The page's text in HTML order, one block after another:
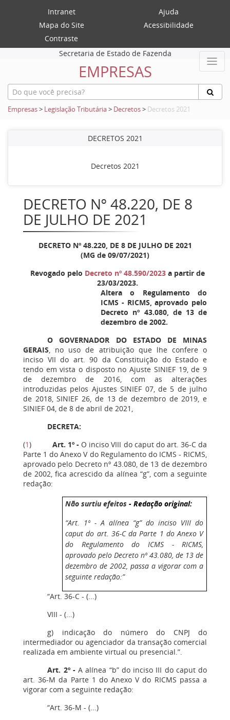
Intranet
Ajuda
Mapa do Site
Acessibilidade
Contraste
Secretaria de Estado de Fazenda
EMPRESAS
Empresas> Legislação Tributária> Decretos> Decretos 2021
DECRETOS 2021
Decretos 2021
DECRETO Nº 48.220, DE 8
DE JULHO DE 2021
DECRETO Nº 48.220, DE 8 DE JULHO DE 2021
(MG de 09/07/2021)
Revogado pelo Decreto nº 48.590/2023a partir de
23/03/2023.
Altera o Regulamento do
ICMS - RICMS, aprovado pelo
Decreto nº 43.080, de 13 de
dezembro de 2002.
O GOVERNADOR DO ESTADO DE MINAS
GERAIS, no uso de atribuição que lhe confere o
inciso VII do art. 90 da Constituição do Estado e
tendo em vista o disposto no Ajuste SINIEF 19, de 9
de dezembro de 2016, com as alterações
introduzidas pelos Ajustes SINIEF 07, de 5 de julho
de 2018, SINIEF 26, de 13 de dezembro de 2019, e
SINIEF 04, de 8 de abril de 2021,
DECRETA:
(1) Art. 1º - O inciso VIII do caput do art. 36-C da
Parte 1 do Anexo V do Regulamento do ICMS - RICMS,
aprovado pelo Decreto nº 43.080, de 13 de dezembro
de 2002, fica acrescido da alínea “g”, com a seguinte
redação:
Não surtiu efeitos- Redação original:
“Art. 1º - A alínea “g” do inciso VIII do
caput do art. 36-C da Parte 1 do Anexo V
do Regulamento do ICMS - RICMS,
aprovado pelo Decreto nº 43.080, de 13 de
dezembro de 2002, passa a vigorar com a
seguinte redação:”
“Art. 36-C - (...)
VIII - (...)
g) indicação do número do CNPJ do
intermediador ou agenciador da transação comercial
realizada em ambiente virtual ou presencial.”.
Art. 2º - A alínea “b” do inciso III do caput do
art. 36-M da Parte 1 do Anexo V do RICMS passa a
vigorar com a seguinte redação:
“Art. 36-M - (...)